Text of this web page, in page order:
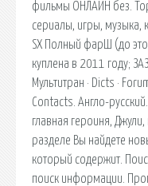
фильмы ОНЛАЙН без.
сериалы, игры, музыка,
SX Полный фарШ (до
куплена в 2011 году;
Мультитран · Dicts ·
Contacts. Англо-
главная героиня,
разделе Вы найдете
который содержит.
поиск информации.